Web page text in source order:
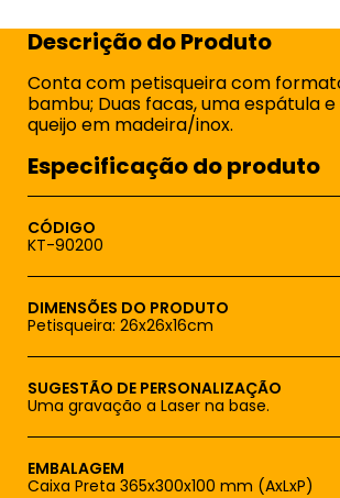
Descrição do Produto
Conta com petisqueira com
bambu; Duas facas, uma espátula
queijo em madeira/inox.
Especificação do produto
CÓDIGO
KT-90200
DIMENSÕES DO PRODUTO
Petisqueira: 26x26x16cm
SUGESTÃO DE PERSONALIZAÇÃO
Uma gravação a Laser na base.
EMBALAGEM
Caixa Preta 365x300x100 mm (AxLxP)